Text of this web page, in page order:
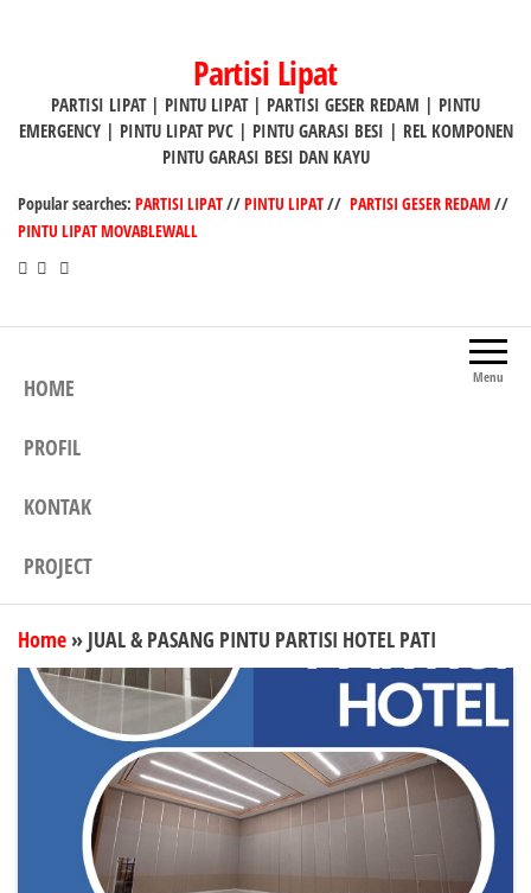
Partisi Lipat
PARTISI LIPAT | PINTU LIPAT | PARTISI GESER REDAM | PINTU
EMERGENCY | PINTU LIPAT PVC | PINTU GARASI BESI | REL KOMPONEN
PINTU GARASI BESI DAN KAYU
Popular searches: PARTISI LIPAT//PINTU LIPAT// PARTISI GESER REDAM//
PINTU LIPAT MOVABLEWALL
Menu
HOME
PROFIL
KONTAK
PROJECT
Home » JUAL & PASANG PINTU PARTISI HOTEL PATI